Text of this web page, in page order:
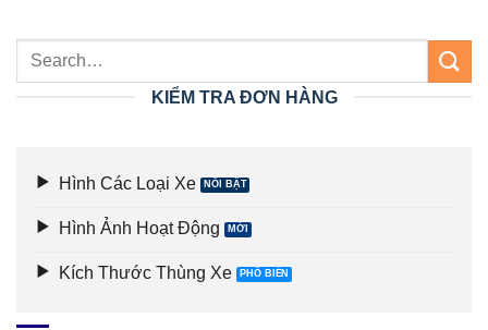
KIỂM TRA ĐƠN HÀNG
Hình Các Loại Xe
Hình Ảnh Hoạt Động
Kích Thước Thùng Xe